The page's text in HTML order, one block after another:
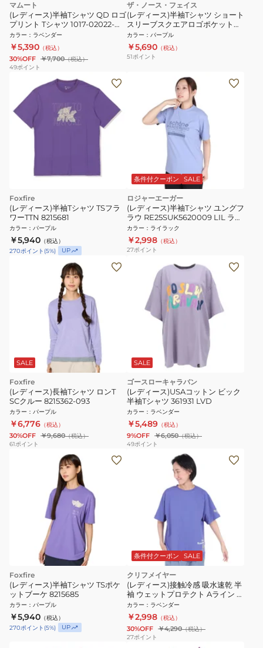
マムート
(レディース)半袖Tシャツ QD ロゴ
プリント Tシャツ 1017-02022-
6448
カラー ： ラベンダー
￥5,390 （税込）
30%OFF ￥7,700（税込）
49ポイント
ザ・ノース・フェイス
(レディース)半袖Tシャツ ショート
スリーブスクエアロゴポケットテ
ィー NTW82541 ED
カラー ： パープル
￥5,690 （税込）
51ポイント
Foxfire
(レディース)半袖Tシャツ TSフラ
ワーTTN 8215681
カラー ： パープル
￥5,940 （税込）
270ポイント (5%) UP
条件付クーポン SALE
ロジャーエーガー
(レディース)半袖Tシャツ ユングフ
ラウ RE25SUK5620009 LIL ライ
ラック
カラー ： ライラック
￥2,998 （税込）
27ポイント
SALE
Foxfire
(レディース)長袖Tシャツ ロンT
SCクルー 8215362-093
カラー ： パープル
￥6,776 （税込）
30%OFF ￥9,680（税込）
61ポイント
SALE
ゴースローキャラバン
(レディース)USAコットン ビック
半袖Tシャツ 361931 LVD
カラー ： ラベンダー
￥5,489 （税込）
9%OFF ￥6,050（税込）
49ポイント
Foxfire
(レディース)半袖Tシャツ TSポケ
ットブーケ 8215685
カラー ： パープル
￥5,940 （税込）
270ポイント (5%) UP
条件付クーポン SALE
クリフメイヤー
(レディース)接触冷感 吸水速乾 半
袖 ウェットプロテクト Aライン T
シャツ 花
2347881LX:88:LAVENDER ラベ
ンダー
カラー ： ラベンダー
￥2,998 （税込）
30%OFF ￥4,290（税込）
27ポイント